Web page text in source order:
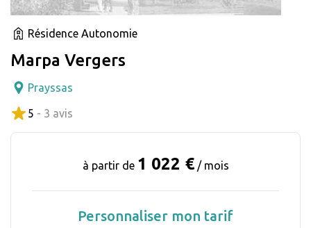
Résidence Autonomie
Marpa Vergers
Prayssas
5 - 3 avis
à partir de 1 022 € / mois
Personnaliser mon tarif